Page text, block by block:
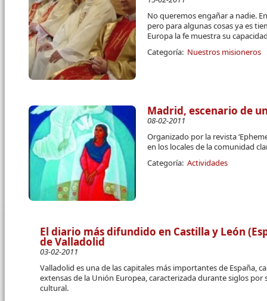
No queremos engañar a nadie.
pero para algunas cosas ya es
Europa la fe muestra su
Categoría: Nuestros misioneros
Madrid, escenario de
08-02-2011
Organizado por la revista
en los locales de la comunidad
Categoría: Actividades
El diario más difundido en Castilla y León
de Valladolid
03-02-2011
Valladolid es una de las capitales más importantes de España,
extensas de la Unión Europea, caracterizada durante siglos
cultural.